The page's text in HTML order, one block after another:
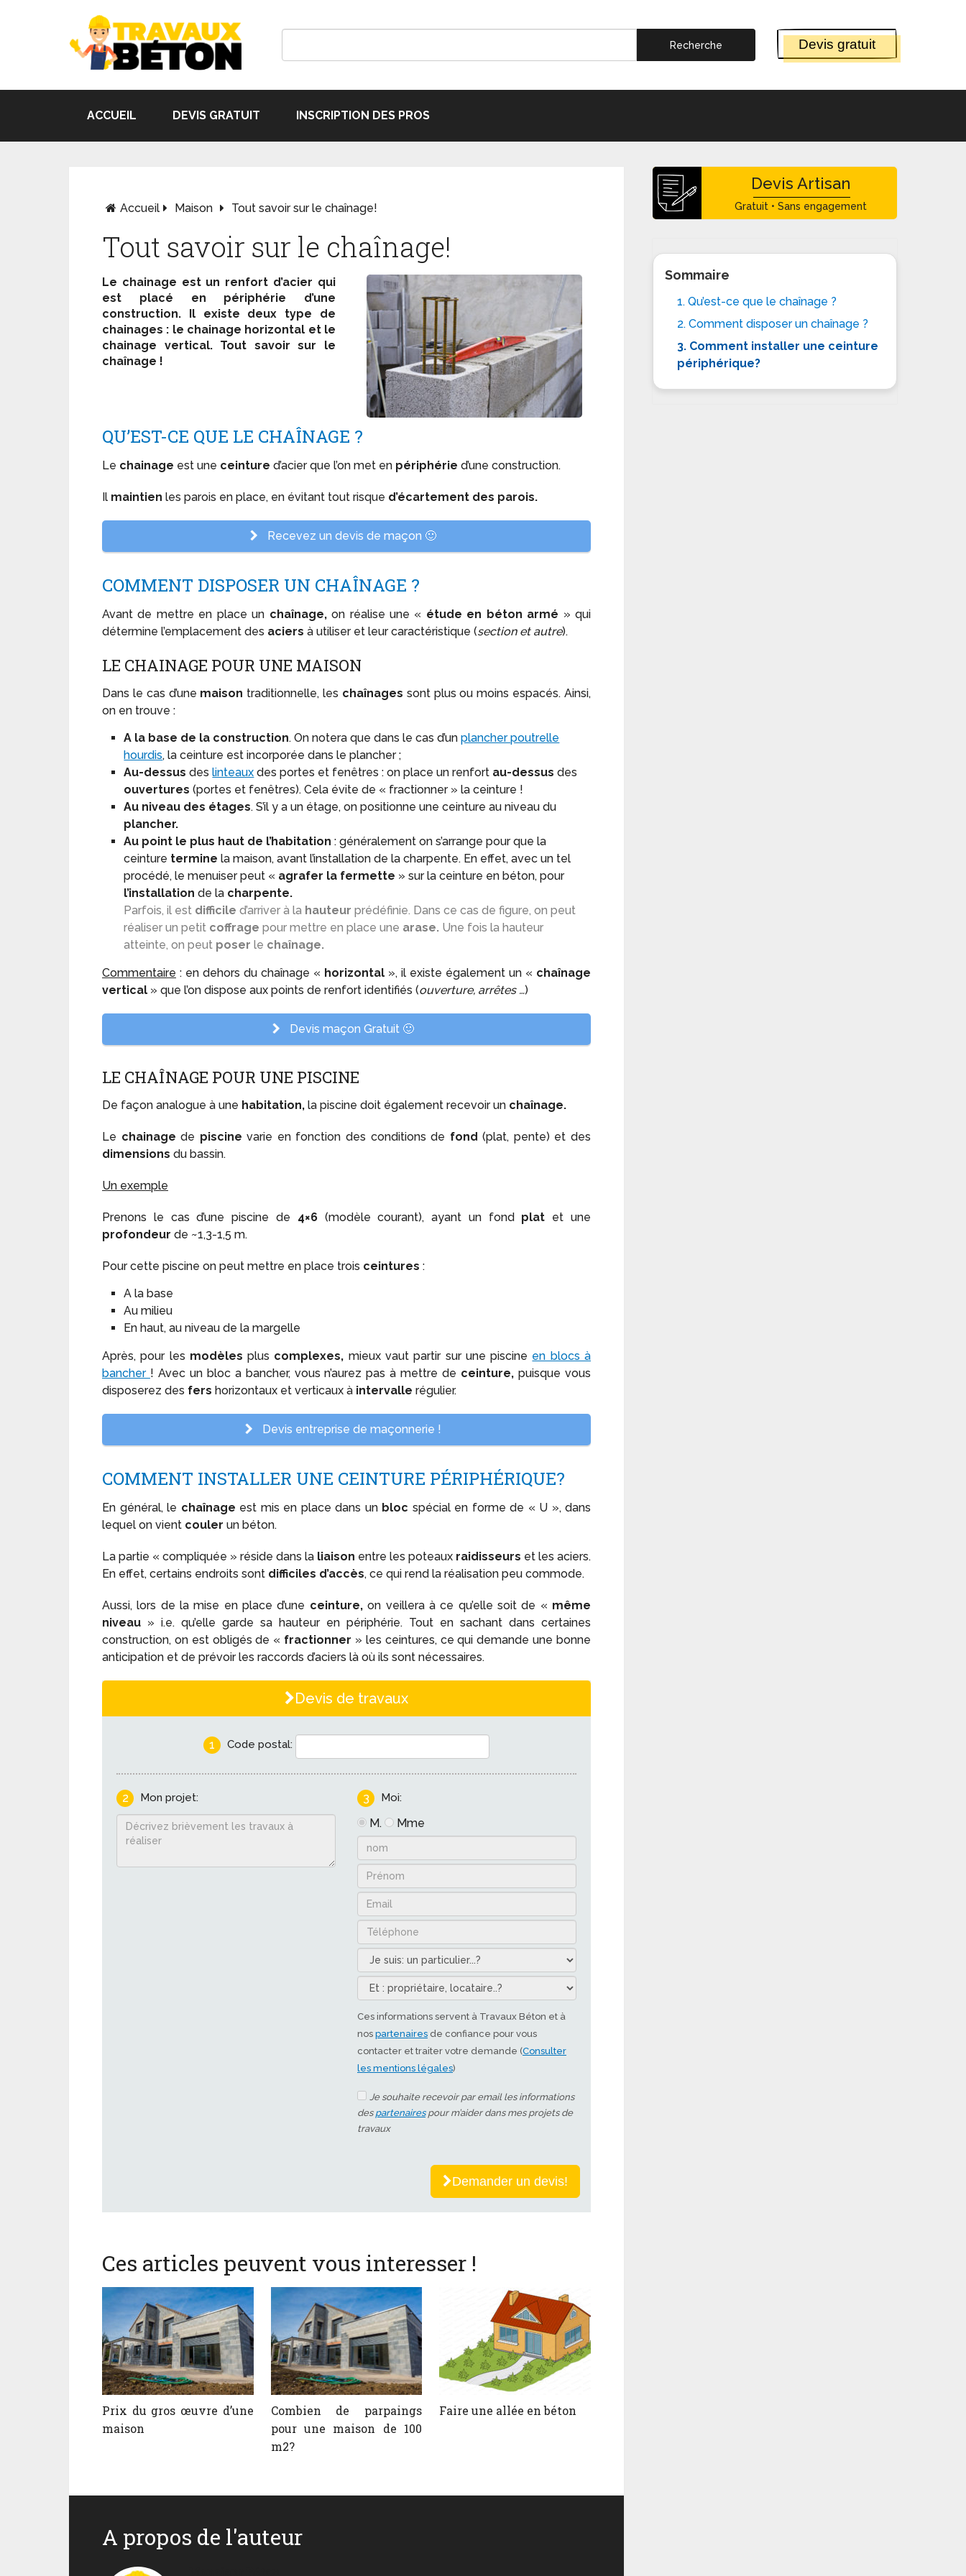
Devis gratuit
ACCUEIL DEVIS GRATUIT INSCRIPTION DES PROS
Accueil Maison Tout savoir sur le chaînage!
Tout savoir sur le chaînage!
Le chainage est un renfort d’acier qui
est placé en périphérie d’une
construction. Il existe deux type de
chainages : le chainage horizontal et le
chainage vertical. Tout savoir sur le
chaînage !
QU’EST-CE QUE LE CHAÎNAGE ?
Le chainage est une ceinture d’acier que l’on met en périphérie d’une construction.
Il maintien les parois en place, en évitant tout risque d’écartement des parois.
Recevez un devis de maçon 🙂
COMMENT DISPOSER UN CHAÎNAGE ?
Avant de mettre en place un chaînage,on réalise une « étude en béton armé » qui
détermine l’emplacement des aciers à utiliser et leur caractéristique (section et autre).
LE CHAINAGE POUR UNE MAISON
Dans le cas d’une maison traditionnelle, les chaînages sont plus ou moins espacés. Ainsi,
on en trouve :
A la base de la construction. On notera que dans le cas d’unplancher poutrelle
hourdis, la ceinture est incorporée dans le plancher ;
Au-dessus deslinteaux des portes et fenêtres : on place un renfort au-dessus des
ouvertures (portes et fenêtres). Cela évite de « fractionner » la ceinture !
Au niveau des étages. S’il y a un étage, on positionne une ceinture au niveau du
plancher.
Au point le plus haut de l’habitation : généralement on s’arrange pour que la
ceinture termine la maison, avant l’installation de la charpente. En effet, avec un tel
procédé, le menuiser peut « agrafer la fermette » sur la ceinture en béton, pour
l’installation de la charpente.
Parfois, il est difficile d’arriver à la hauteur prédéfinie. Dans ce cas de figure, on peut
réaliser un petit coffrage pour mettre en place une arase. Une fois la hauteur
atteinte, on peut poser le chaînage.
Commentaire : en dehors du chaînage « horizontal », il existe également un « chaînage
vertical » que l’on dispose aux points de renfort identifiés (ouverture, arrêtes …)
Devis maçon Gratuit 🙂
LE CHAÎNAGE POUR UNE PISCINE
De façon analogue à une habitation, la piscine doit également recevoir un chaînage.
Le chainage de piscine varie en fonction des conditions de fond (plat, pente) et des
dimensions du bassin.
Un exemple
Prenons le cas d’une piscine de 4×6(modèle courant), ayant un fond plat et une
profondeur de ~1,3-1,5 m.
Pour cette piscine on peut mettre en place trois ceintures :
A la base
Au milieu
En haut, au niveau de la margelle
Après, pour les modèles plus complexes, mieux vaut partir sur une piscine en blocs à
bancher ! Avec un bloc a bancher, vous n’aurez pas à mettre de ceinture, puisque vous
disposerez des fers horizontaux et verticaux à intervalle régulier.
Devis entreprise de maçonnerie !
COMMENT INSTALLER UNE CEINTURE PÉRIPHÉRIQUE?
En général, le chaînage est mis en place dans un bloc spécial en forme de « U », dans
lequel on vient couler un béton.
La partie « compliquée » réside dans la liaison entre les poteaux raidisseurs et les aciers.
En effet, certains endroits sont difficiles d’accès, ce qui rend la réalisation peu commode.
Aussi, lors de la mise en place d’une ceinture,on veillera à ce qu’elle soit de « même
niveau » i.e. qu’elle garde sa hauteur en périphérie. Tout en sachant dans certaines
construction, on est obligés de « fractionner » les ceintures, ce qui demande une bonne
anticipation et de prévoir les raccords d’aciers là où ils sont nécessaires.
Devis de travaux
1 Code postal:
2 Mon projet: 3 Moi:
M. Mme
Ces informations servent à Travaux Béton et à
nos partenaires de confiance pour vous
contacter et traiter votre demande (Consulter
les mentions légales)
Je souhaite recevoir par email les informations
des partenairespour m’aider dans mes projets de
travaux
Demander un devis!
Ces articles peuvent vous interesser !
Prix du gros œuvre d’une
maison
Combien de parpaings
pour une maison de 100
m2?
Faire une allée en béton
A propos de l'auteur
Devis Artisan
Gratuit • Sans engagement
Sommaire
1. Qu’est-ce que le chaînage ?
2. Comment disposer un chaînage ?
3. Comment installer une ceinture
périphérique?